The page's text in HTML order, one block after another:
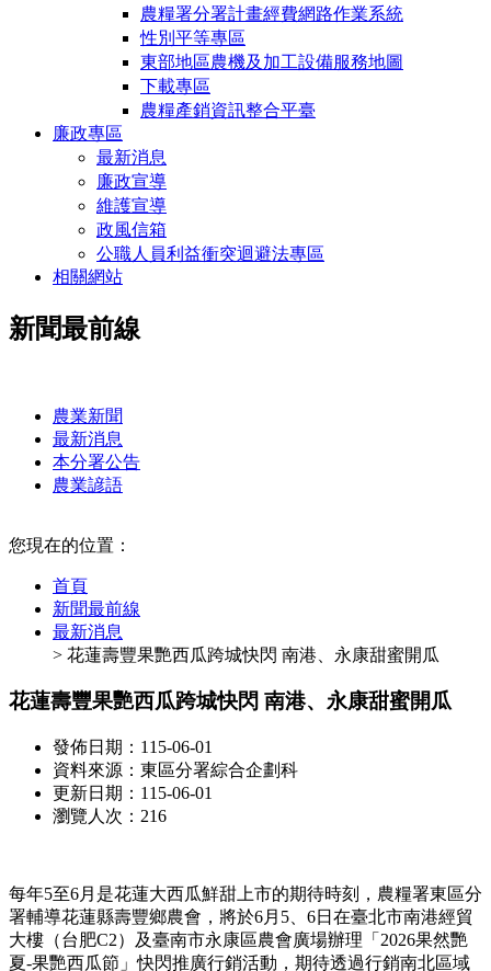
農糧署分署計畫經費網路作業系統
性別平等專區
東部地區農機及加工設備服務地圖
下載專區
農糧產銷資訊整合平臺
廉政專區
最新消息
廉政宣導
維護宣導
政風信箱
公職人員利益衝突迴避法專區
相關網站
新聞最前線
農業新聞
最新消息
本分署公告
農業諺語
您現在的位置：
首頁
新聞最前線
最新消息
> 花蓮壽豐果艷西瓜跨城快閃 南港、永康甜蜜開瓜
花蓮壽豐果艷西瓜跨城快閃 南港、永康甜蜜開瓜
發佈日期：115-06-01
資料來源：東區分署綜合企劃科
更新日期：115-06-01
瀏覽人次：216
每年5至6月是花蓮大西瓜鮮甜上市的期待時刻，農糧署東區分
署輔導花蓮縣壽豐鄉農會，將於6月5、6日在臺北市南港經貿
大樓（台肥C2）及臺南市永康區農會廣場辦理「2026果然艷
夏-果艷西瓜節」快閃推廣行銷活動，期待透過行銷南北區域